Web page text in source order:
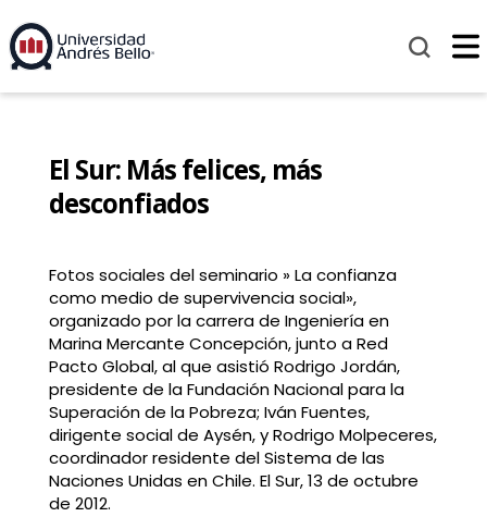
El Sur: Más felices, más
desconfiados
Fotos sociales del seminario » La confianza
como medio de supervivencia social»,
organizado por la carrera de Ingeniería en
Marina Mercante Concepción, junto a Red
Pacto Global, al que asistió Rodrigo Jordán,
presidente de la Fundación Nacional para la
Superación de la Pobreza; Iván Fuentes,
dirigente social de Aysén, y Rodrigo Molpeceres,
coordinador residente del Sistema de las
Naciones Unidas en Chile. El Sur, 13 de octubre
de 2012.